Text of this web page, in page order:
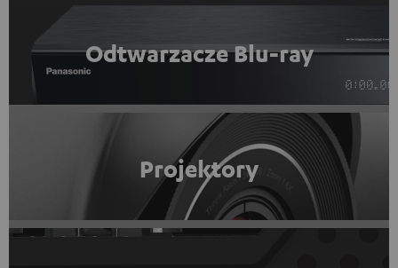
Odtwarzacze Blu-ray
Projektory